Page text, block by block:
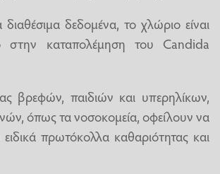
δεδομένα, το χλώριο είναι
στην καταπολέμηση του Candida
βρεφών, παιδιών και υπερηλίκων,
όπως τα νοσοκομεία, οφείλουν να
πρωτόκολλα καθαριότητας και